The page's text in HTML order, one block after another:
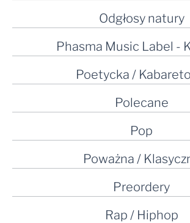
Odgłosy natury
Phasma Music Label -
Poetycka /
Polecane
Pop
Poważna /
Preordery
Rap / Hiphop